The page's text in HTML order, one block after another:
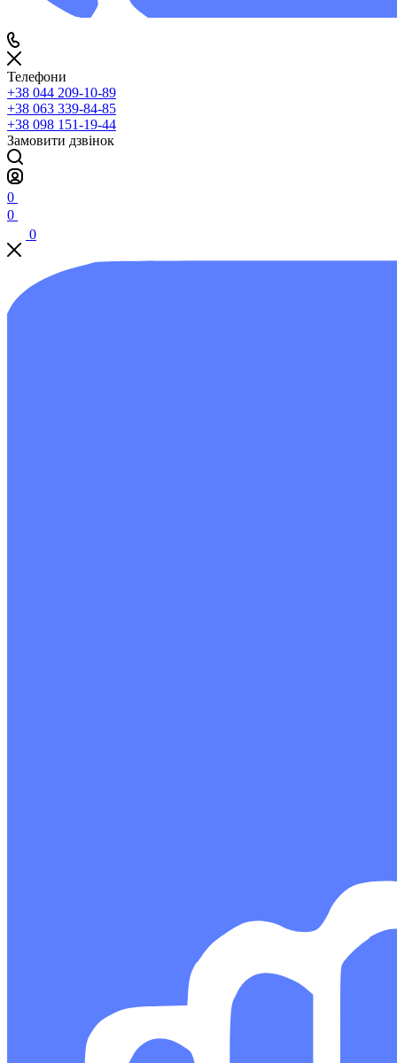
Телефони
+38 044 209-10-89
+38 063 339-84-85
+38 098 151-19-44
Замовити дзвінок
0
0
0